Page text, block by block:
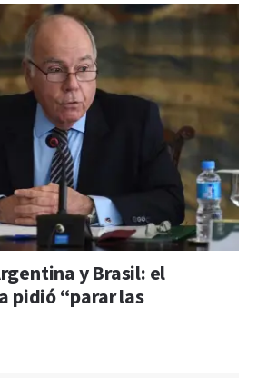
y Brasil: el
pidió “parar las